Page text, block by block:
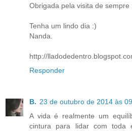
Obrigada pela visita de sempre
Tenha um lindo dia :)
Nanda.
http://
Responder
B. 23 de outubro de 2014 às
A vida é realmente um
cintura para lidar com toda